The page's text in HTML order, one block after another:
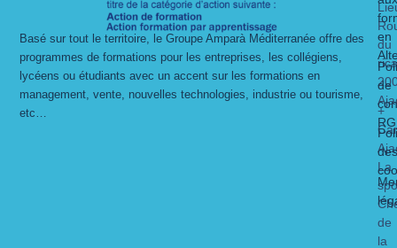
Basé sur tout le territoire, le Groupe Amparà Méditerranée offre des
programmes de formations pour les entreprises, les collégiens,
lycéens ou étudiants avec un accent sur les formations en
management, vente, nouvelles technologies, industrie ou tourisme,
etc…
du
+
La
de
la
en
de
des